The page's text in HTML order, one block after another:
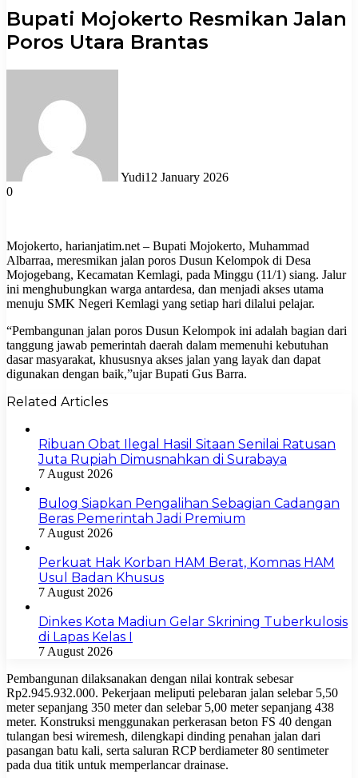
Bupati Mojokerto Resmikan Jalan
Poros Utara Brantas
Yudi12 January 2026
0
Mojokerto, harianjatim.net – Bupati Mojokerto, Muhammad
Albarraa, meresmikan jalan poros Dusun Kelompok di Desa
Mojogebang, Kecamatan Kemlagi, pada Minggu (11/1) siang. Jalur
ini menghubungkan warga antardesa, dan menjadi akses utama
menuju SMK Negeri Kemlagi yang setiap hari dilalui pelajar.
“Pembangunan jalan poros Dusun Kelompok ini adalah bagian dari
tanggung jawab pemerintah daerah dalam memenuhi kebutuhan
dasar masyarakat, khususnya akses jalan yang layak dan dapat
digunakan dengan baik,”ujar Bupati Gus Barra.
Related Articles
Ribuan Obat Ilegal Hasil Sitaan Senilai Ratusan
Juta Rupiah Dimusnahkan di Surabaya
7 August 2026
Bulog Siapkan Pengalihan Sebagian Cadangan
Beras Pemerintah Jadi Premium
7 August 2026
Perkuat Hak Korban HAM Berat, Komnas HAM
Usul Badan Khusus
7 August 2026
Dinkes Kota Madiun Gelar Skrining Tuberkulosis
di Lapas Kelas I
7 August 2026
Pembangunan dilaksanakan dengan nilai kontrak sebesar
Rp2.945.932.000. Pekerjaan meliputi pelebaran jalan selebar 5,50
meter sepanjang 350 meter dan selebar 5,00 meter sepanjang 438
meter. Konstruksi menggunakan perkerasan beton FS 40 dengan
tulangan besi wiremesh, dilengkapi dinding penahan jalan dari
pasangan batu kali, serta saluran RCP berdiameter 80 sentimeter
pada dua titik untuk memperlancar drainase.